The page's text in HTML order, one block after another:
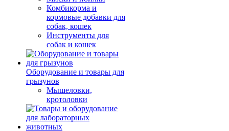
Комбикорма и
кормовые добавки для
собак, кошек
Инструменты для
собак и кошек
Оборудование и товары для
грызунов
Мышеловки,
кротоловки